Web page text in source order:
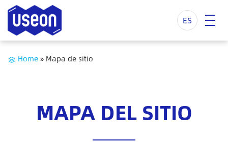
ES
Home» Mapa de sitio
MAPA DEL SITIO